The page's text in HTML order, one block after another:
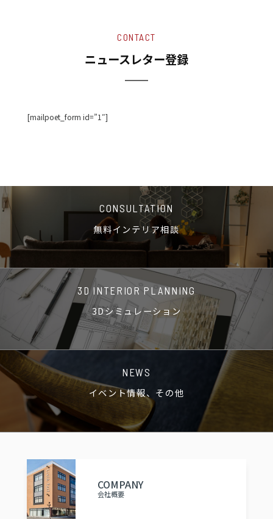
CONTACT
ニュースレター登録
[mailpoet_form id=”1″]
CONSULTATION
無料インテリア相談
3D INTERIOR PLANNING
3Dシミュレーション
NEWS
イベント情報、その他
COMPANY
会社概要